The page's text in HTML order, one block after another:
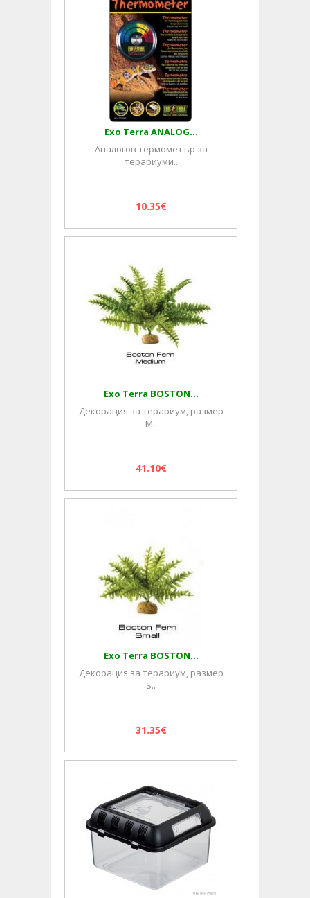
Exo Terra ANALOG...
Аналогов термометър за
терариуми..
10.35€
Exo Terra BOSTON...
Декорация за терариум, размер
M..
41.10€
Exo Terra BOSTON...
Декорация за терариум, размер
S..
31.35€